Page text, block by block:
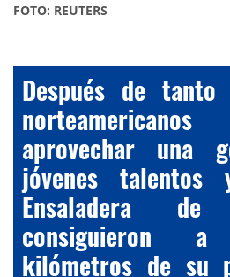
FOTO: REUTERS
Después de
aprovechar una
jóvenes
Ensaladera
consiguieron
kilómetros de su